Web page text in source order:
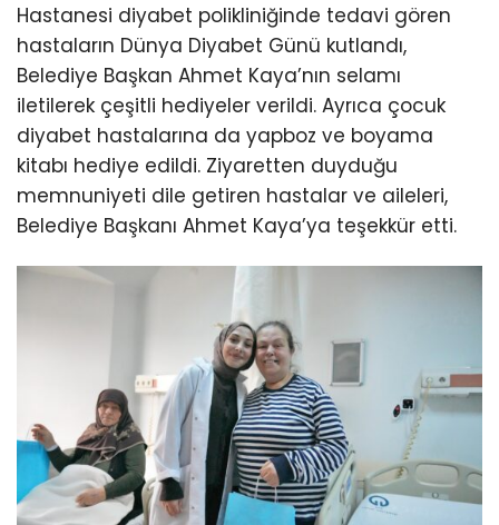
Hastanesi diyabet polikliniğinde tedavi gören
hastaların Dünya Diyabet Günü kutlandı,
Belediye Başkan Ahmet Kaya’nın selamı
iletilerek çeşitli hediyeler verildi. Ayrıca çocuk
diyabet hastalarına da yapboz ve boyama
kitabı hediye edildi. Ziyaretten duyduğu
memnuniyeti dile getiren hastalar ve aileleri,
Belediye Başkanı Ahmet Kaya’ya teşekkür etti.